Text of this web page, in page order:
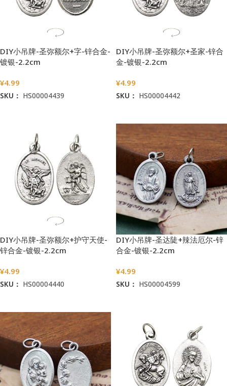
DIY小吊牌-圣弥额尔+字-锌合金-
镀银-2.2cm
¥4.99
SKU： HS00004439
DIY小吊牌-圣弥额尔+圣家-锌合
金-镀银-2.2cm
¥4.99
SKU： HS00004442
DIY小吊牌-圣弥额尔+护守天使-
锌合金-镀银-2.2cm
¥4.99
SKU： HS00004440
DIY小吊牌-圣达陡+辣法厄尔-锌
合金-镀银-2.2cm
¥4.99
SKU： HS00004599